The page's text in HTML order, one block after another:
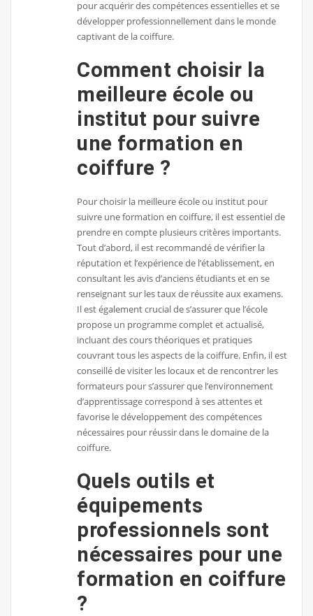
pour acquérir des compétences essentielles et se
développer professionnellement dans le monde
captivant de la coiffure.
Comment choisir la
meilleure école ou
institut pour suivre
une formation en
coiffure ?
Pour choisir la meilleure école ou institut pour
suivre une formation en coiffure, il est essentiel de
prendre en compte plusieurs critères importants.
Tout d’abord, il est recommandé de vérifier la
réputation et l’expérience de l’établissement, en
consultant les avis d’anciens étudiants et en se
renseignant sur les taux de réussite aux examens.
Il est également crucial de s’assurer que l’école
propose un programme complet et actualisé,
incluant des cours théoriques et pratiques
couvrant tous les aspects de la coiffure. Enfin, il est
conseillé de visiter les locaux et de rencontrer les
formateurs pour s’assurer que l’environnement
d’apprentissage correspond à ses attentes et
favorise le développement des compétences
nécessaires pour réussir dans le domaine de la
coiffure.
Quels outils et
équipements
professionnels sont
nécessaires pour une
formation en coiffure
?